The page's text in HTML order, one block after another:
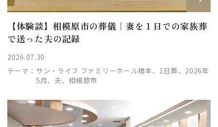
【体験談】相模原市の葬儀｜妻を１日での家族葬
で送った夫の記録
2026.07.30
テーマ： サン・ライフ ファミリーホール橋本、1日葬、2026年
5月、夫、相模原市